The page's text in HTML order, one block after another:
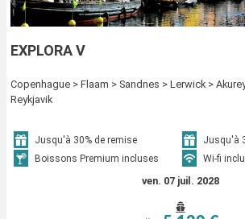
EXPLORA V
Copenhague > Flaam > Sandnes > Lerwick >
Reykjavik
Jusqu'à 30% de remise
Jusqu'à
Boissons Premium incluses
Wi-fi
ven. 07 juil. 2028